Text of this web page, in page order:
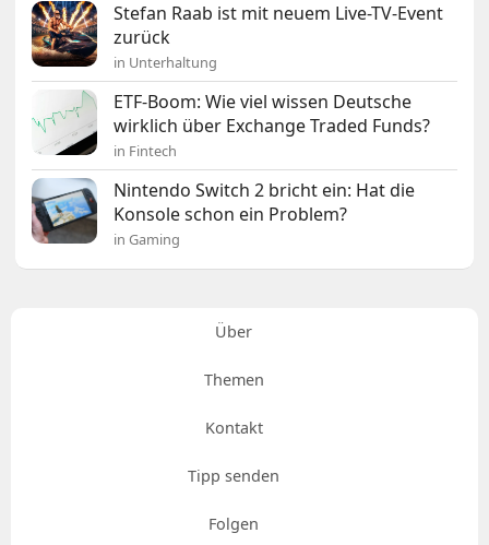
Stefan Raab ist mit neuem Live-TV-Event
zurück
in Unterhaltung
ETF-Boom: Wie viel wissen Deutsche
wirklich über Exchange Traded Funds?
in Fintech
Nintendo Switch 2 bricht ein: Hat die
Konsole schon ein Problem?
in Gaming
Über
Themen
Kontakt
Tipp senden
Folgen